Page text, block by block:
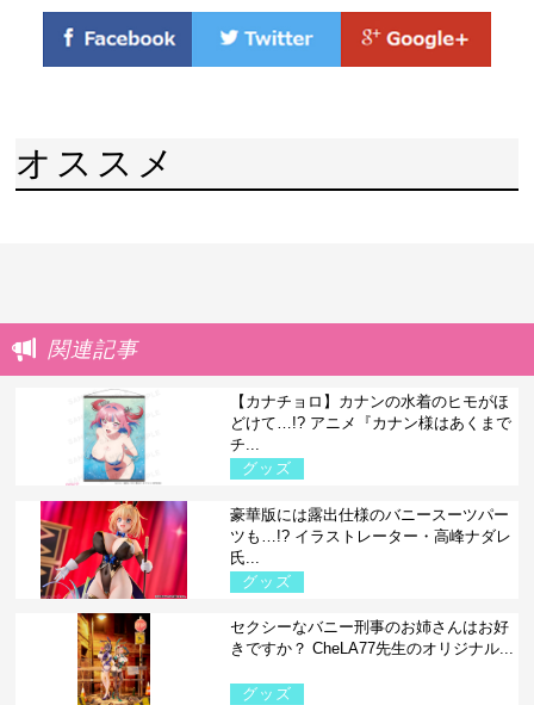
オススメ
関連記事
【カナチョロ】カナンの水着のヒモがほ
どけて…!? アニメ『カナン様はあくまで
チ...
グッズ
豪華版には露出仕様のバニースーツパー
ツも…!? イラストレーター・高峰ナダレ
氏...
グッズ
セクシーなバニー刑事のお姉さんはお好
きですか？ CheLA77先生のオリジナル...
グッズ